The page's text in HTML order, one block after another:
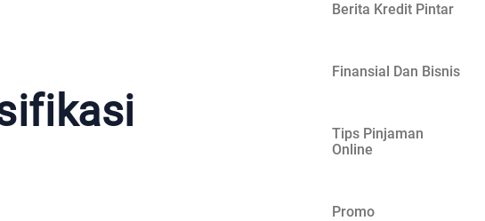
Berita Kredit Pintar
Finansial Dan Bisnis
Tips Pinjaman
Online
Promo